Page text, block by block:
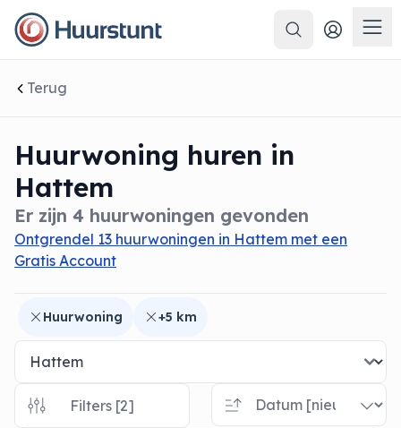
Zoeken
Terug
Huurwoning huren in
Hattem
Er zijn 4 huurwoningen gevonden
Ontgrendel 13 huurwoningen in Hattem met een
Gratis Account
sluiten
Huurwoning +5 km
Filters [2]